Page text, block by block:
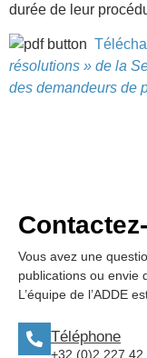
durée de leur
résolutions » de la
des demandeurs de
Vous avez une
publications ou envie
L’équipe de l’ADDE
Téléphone
+32 (0)2 227 42